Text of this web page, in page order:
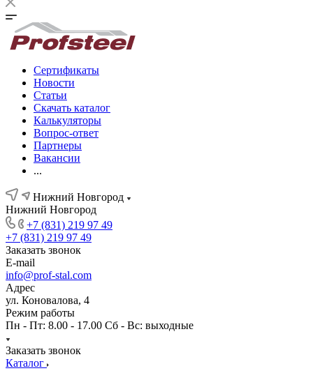
Сертификаты
Новости
Статьи
Скачать каталог
Калькуляторы
Вопрос-ответ
Партнеры
Вакансии
...
Нижний Новгород
Нижний Новгород
+7 (831) 219 97 49
+7 (831) 219 97 49
Заказать звонок
E-mail
info@prof-stal.com
Адрес
ул. Коновалова, 4
Режим работы
Пн - Пт: 8.00 - 17.00 Сб - Вс: выходные
Заказать звонок
Каталог